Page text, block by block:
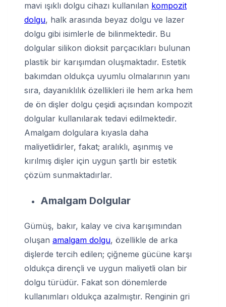
mavi ışıklı dolgu cihazı kullanılan kompozit
dolgu, halk arasında beyaz dolgu ve lazer
dolgu gibi isimlerle de bilinmektedir. Bu
dolgular silikon dioksit parçacıkları bulunan
plastik bir karışımdan oluşmaktadır. Estetik
bakımdan oldukça uyumlu olmalarının yanı
sıra, dayanıklılık özellikleri ile hem arka hem
de ön dişler dolgu çeşidi açısından kompozit
dolgular kullanılarak tedavi edilmektedir.
Amalgam dolgulara kıyasla daha
maliyetlidirler, fakat; aralıklı, aşınmış ve
kırılmış dişler için uygun şartlı bir estetik
çözüm sunmaktadırlar.
Amalgam Dolgular
Gümüş, bakır, kalay ve civa karışımından
oluşan amalgam dolgu, özellikle de arka
dişlerde tercih edilen; çiğneme gücüne karşı
oldukça dirençli ve uygun maliyetli olan bir
dolgu türüdür. Fakat son dönemlerde
kullanımları oldukça azalmıştır. Renginin gri